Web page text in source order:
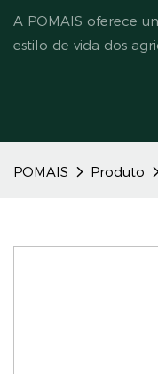
A POMAIS oferece
estilo de vida dos
POMAIS Produto